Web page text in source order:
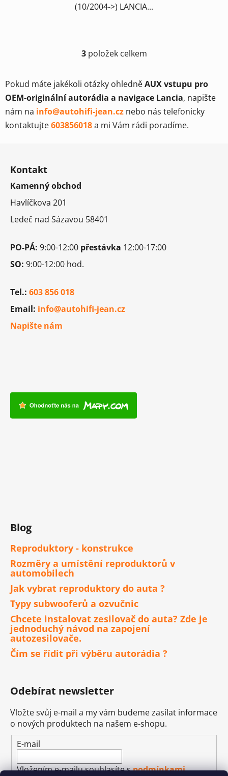
(10/2004->) LANCIA...
O
l
á
d
a
c
s
3položek celkem
Pokud máte jakékoli otázky ohledněAUX vstupu pro
OEM-originální autorádia a navigace Lancia, napište
nám na info@autohifi-jean.cz nebo nás telefonicky
kontaktujte603856018a mi Vám rádi poradíme.
Kontakt
Kamenný obchod
Havlíčkova 201
Ledeč nad Sázavou 58401
PO-PÁ: 9:00-12:00 přestávka 12:00-17:00
SO: 9:00-12:00 hod.
Tel.: 603 856 018
Email: info@autohifi-jean.cz
Napište nám
Blog
Reproduktory - konstrukce
Rozměry a umístění reproduktorů v
automobilech
Jak vybrat reproduktory do auta ?
Typy subwooferů a ozvučnic
Chcete instalovat zesilovač do auta? Zde je
jednoduchý návod na zapojení
autozesilovače.
Čím se řídit při výběru autorádia ?
Odebírat newsletter
Vložte svůj e-mail a my vám budeme zasílat informace
o nových produktech na našem e-shopu.
E-mail
Vložením e-mailu souhlasíte spodmínkami